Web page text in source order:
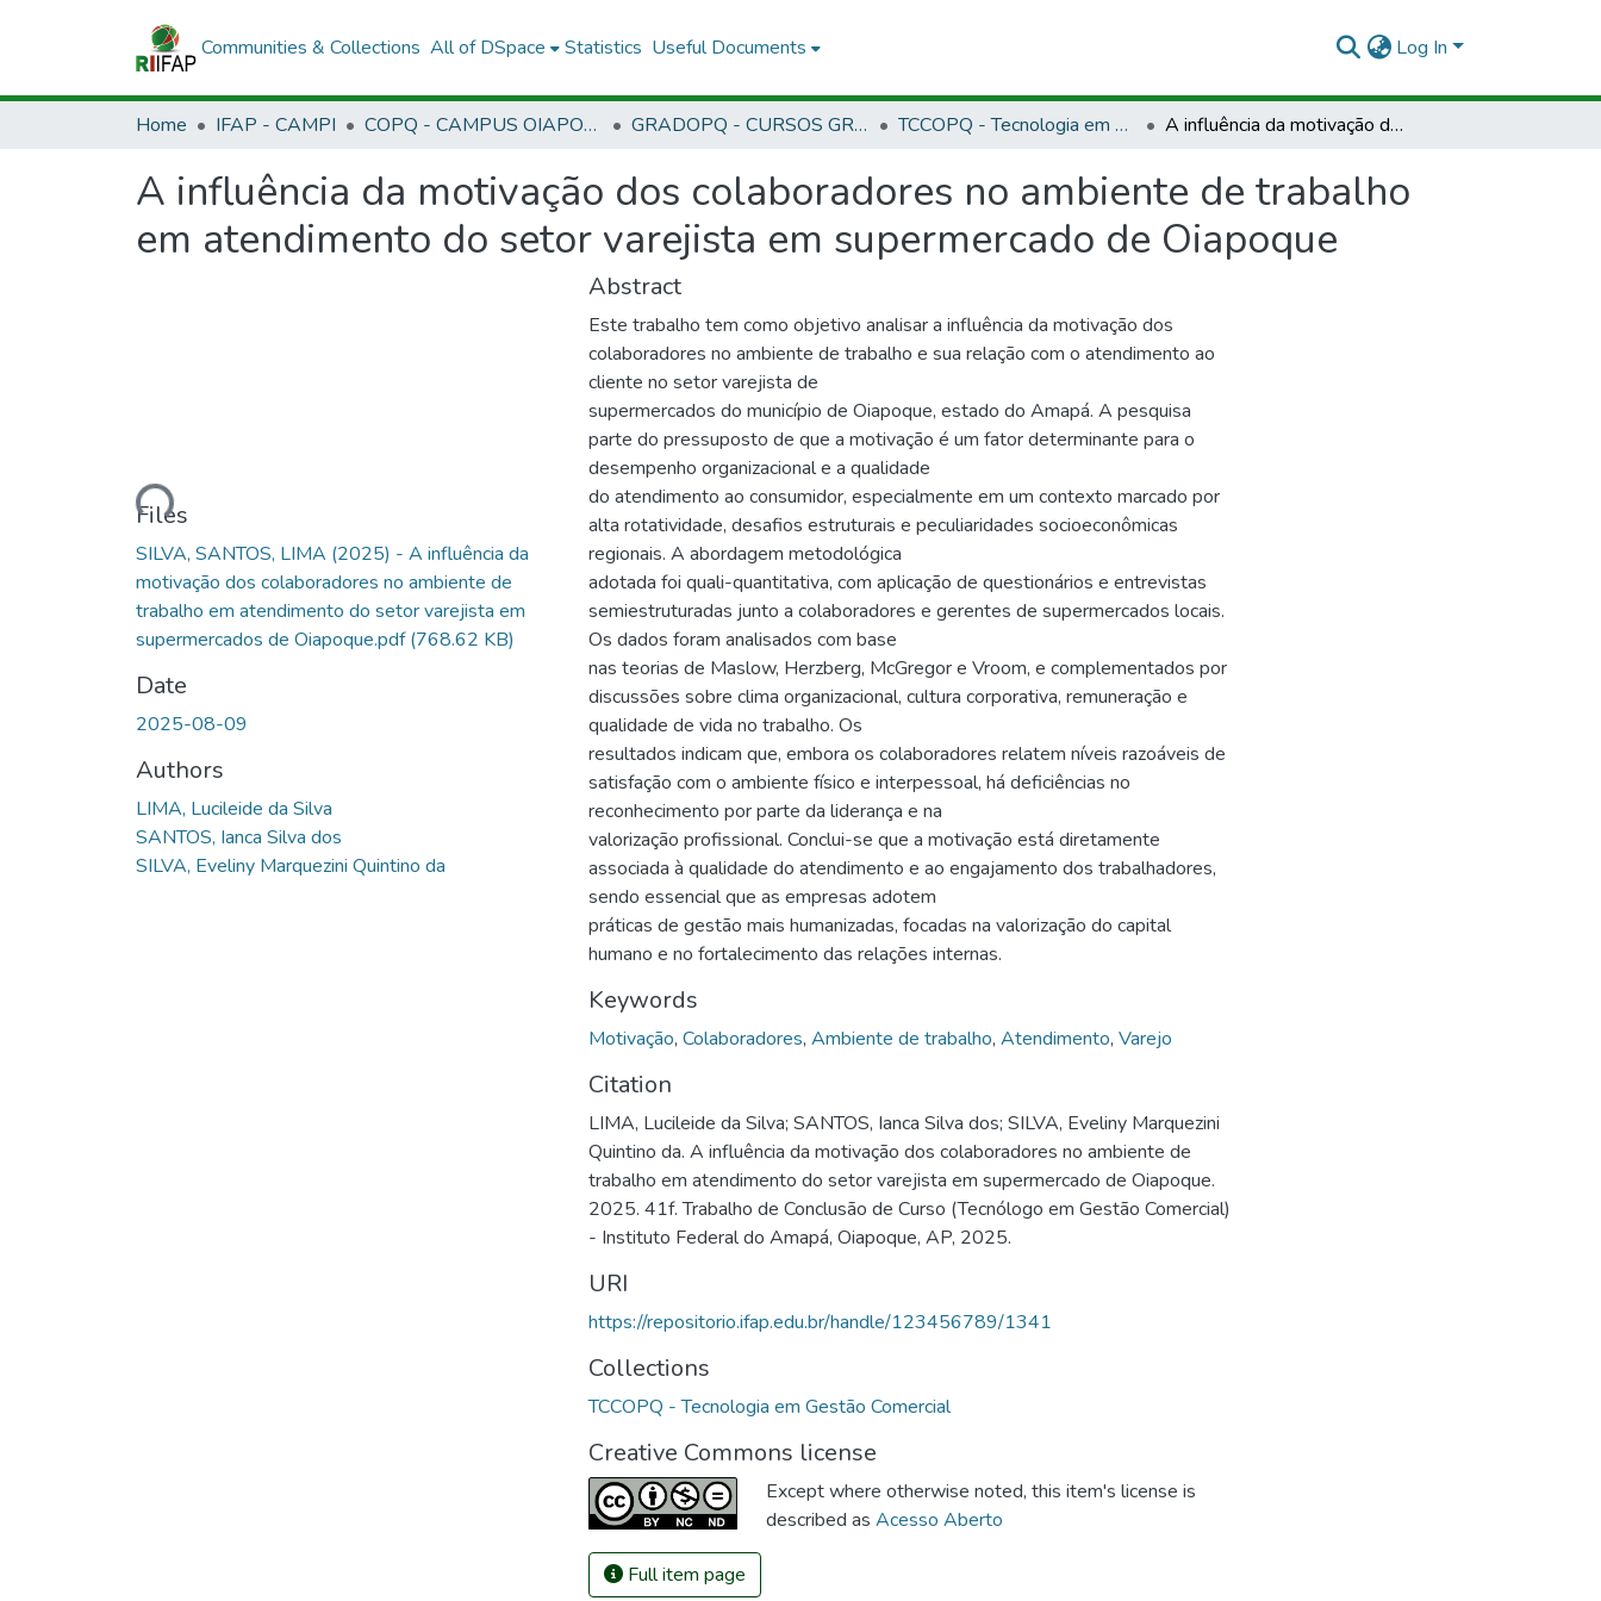
Communities & Collections All of DSpace Statistics Useful Documents Log In
Home IFAP - CAMPI COPQ - CAMPUS OIAPOQUE GRADOPQ - CURSOS GRADUAÇÃO - CAMPUS OIAPOQUE TCCOPQ - Tecnologia em Gestão Comercial A influência da motivação dos colaboradores no ambiente de trabalho em atendimento do setor varejista em supermercado de Oiapoque
A influência da motivação dos colaboradores no ambiente de trabalho
em atendimento do setor varejista em supermercado de Oiapoque
Loading...
Files
SILVA, SANTOS, LIMA (2025) - A influência da
motivação dos colaboradores no ambiente de
trabalho em atendimento do setor varejista em
supermercados de Oiapoque.pdf(768.62 KB)
Date
2025-08-09
Authors
LIMA, Lucileide da Silva
SANTOS, Ianca Silva dos
SILVA, Eveliny Marquezini Quintino da
Abstract
Este trabalho tem como objetivo analisar a influência da motivação dos
colaboradores no ambiente de trabalho e sua relação com o atendimento ao
cliente no setor varejista de
supermercados do município de Oiapoque, estado do Amapá. A pesquisa
parte do pressuposto de que a motivação é um fator determinante para o
desempenho organizacional e a qualidade
do atendimento ao consumidor, especialmente em um contexto marcado por
alta rotatividade, desafios estruturais e peculiaridades socioeconômicas
regionais. A abordagem metodológica
adotada foi quali-quantitativa, com aplicação de questionários e entrevistas
semiestruturadas junto a colaboradores e gerentes de supermercados locais.
Os dados foram analisados com base
nas teorias de Maslow, Herzberg, McGregor e Vroom, e complementados por
discussões sobre clima organizacional, cultura corporativa, remuneração e
qualidade de vida no trabalho. Os
resultados indicam que, embora os colaboradores relatem níveis razoáveis de
satisfação com o ambiente físico e interpessoal, há deficiências no
reconhecimento por parte da liderança e na
valorização profissional. Conclui-se que a motivação está diretamente
associada à qualidade do atendimento e ao engajamento dos trabalhadores,
sendo essencial que as empresas adotem
práticas de gestão mais humanizadas, focadas na valorização do capital
humano e no fortalecimento das relações internas.
Keywords
Motivação, Colaboradores, Ambiente de trabalho, Atendimento, Varejo
Citation
LIMA, Lucileide da Silva; SANTOS, Ianca Silva dos; SILVA, Eveliny Marquezini
Quintino da. A influência da motivação dos colaboradores no ambiente de
trabalho em atendimento do setor varejista em supermercado de Oiapoque.
2025. 41f. Trabalho de Conclusão de Curso (Tecnólogo em Gestão Comercial)
- Instituto Federal do Amapá, Oiapoque, AP, 2025.
URI
https://repositorio.ifap.edu.br/handle/123456789/1341
Collections
TCCOPQ - Tecnologia em Gestão Comercial
Creative Commons license
Except where otherwise noted, this item's license is
described as Acesso Aberto
Full item page